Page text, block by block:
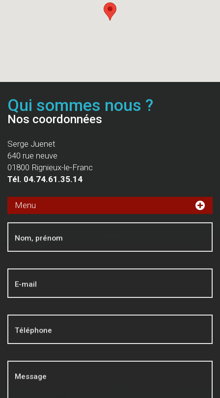
Qui sommes nous ?
Nos coordonnées
Serge Juenet
640 rue neuve
01800 Rignieux-le-Franc
Tél. 04.74.61.35.14
Menu
Mentions légales
Nom, prénom
E-mail
Téléphone
Message